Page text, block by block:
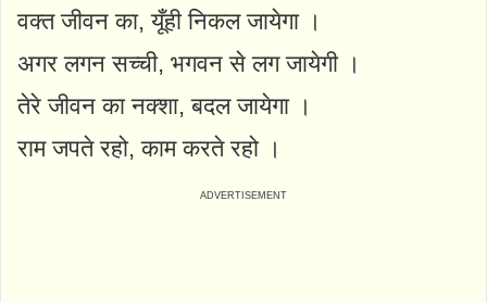
वक्त जीवन का, यूँही निकल जायेगा ।
अगर लगन सच्ची, भगवन से लग जायेगी ।
तेरे जीवन का नक्शा, बदल जायेगा ।
राम जपते रहो, काम करते रहो ।